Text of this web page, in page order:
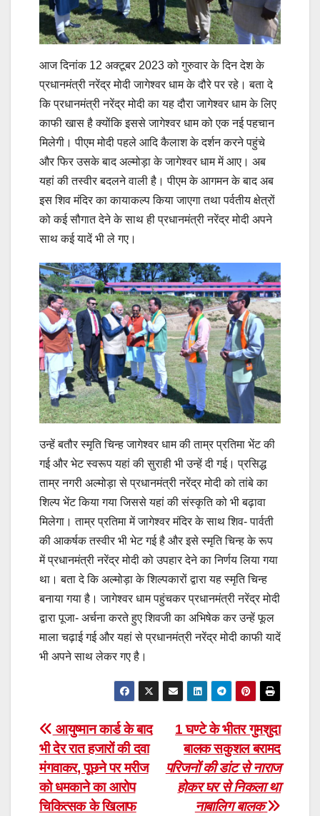
आज दिनांक 12 अक्टूबर 2023 को गुरुवार के दिन देश के
प्रधानमंत्री नरेंद्र मोदी जागेश्वर धाम के दौरे पर रहे। बता दे
कि प्रधानमंत्री नरेंद्र मोदी का यह दौरा जागेश्वर धाम के लिए
काफी खास है क्योंकि इससे जागेश्वर धाम को एक नई पहचान
मिलेगी। पीएम मोदी पहले आदि कैलाश के दर्शन करने पहुंचे
और फिर उसके बाद अल्मोड़ा के जागेश्वर धाम में आए। अब
यहां की तस्वीर बदलने वाली है। पीएम के आगमन के बाद अब
इस शिव मंदिर का कायाकल्प किया जाएगा तथा पर्वतीय क्षेत्रों
को कई सौगात देने के साथ ही प्रधानमंत्री नरेंद्र मोदी अपने
साथ कई यादें भी ले गए।
उन्हें बतौर स्मृति चिन्ह जागेश्वर धाम की ताम्र प्रतिमा भेंट की
गई और भेट स्वरूप यहां की सुराही भी उन्हें दी गई। प्रसिद्ध
ताम्र नगरी अल्मोड़ा से प्रधानमंत्री नरेंद्र मोदी को तांबे का
शिल्प भेंट किया गया जिससे यहां की संस्कृति को भी बढ़ावा
मिलेगा। ताम्र प्रतिमा में जागेश्वर मंदिर के साथ शिव- पार्वती
की आकर्षक तस्वीर भी भेट गई है और इसे स्मृति चिन्ह के रूप
में प्रधानमंत्री नरेंद्र मोदी को उपहार देने का निर्णय लिया गया
था। बता दे कि अल्मोड़ा के शिल्पकारों द्वारा यह स्मृति चिन्ह
बनाया गया है। जागेश्वर धाम पहुंचकर प्रधानमंत्री नरेंद्र मोदी
द्वारा पूजा- अर्चना करते हुए शिवजी का अभिषेक कर उन्हें फूल
माला चढ़ाई गई और यहां से प्रधानमंत्री नरेंद्र मोदी काफी यादें
भी अपने साथ लेकर गए है।
Post
navigation
1 घण्टे के भीतर गुमशुदा
बालक सकुशल बरामद
परिजनों की डांट से नाराज
होकर घर से निकला था
नाबालिग बालक
आयुष्मान कार्ड के बाद
भी देर रात हजारों की दवा
मंगवाकर, पूछने पर मरीज
को धमकाने का आरोप
चिकित्सक के खिलाफ